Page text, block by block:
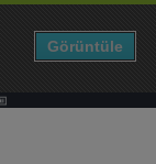
Görüntüle